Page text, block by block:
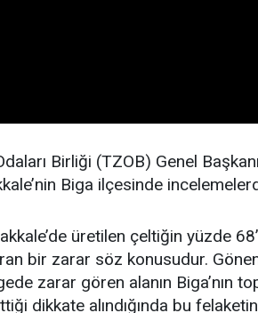
Birliği (TZOB) Genel
Biga ilçesinde
üretilen çeltiğin yüzde
bir zarar söz konusudur.
zarar gören alanın Biga’nın
dikkate alındığında bu